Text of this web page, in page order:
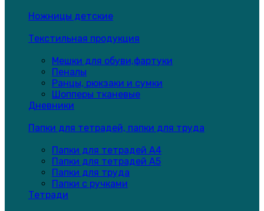
Ножницы детские
Текстильная продукция
Мешки для обуви,фартуки
Пеналы
Ранцы, рюкзаки и сумки
Шопперы тканевые
Дневники
Папки для тетрадей, папки для труда
Папки для тетрадей А4
Папки для тетрадей А5
Папки для труда
Папки с ручками
Тетради